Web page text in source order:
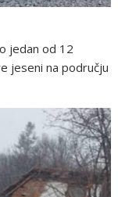
jedan od 12
jeseni na području